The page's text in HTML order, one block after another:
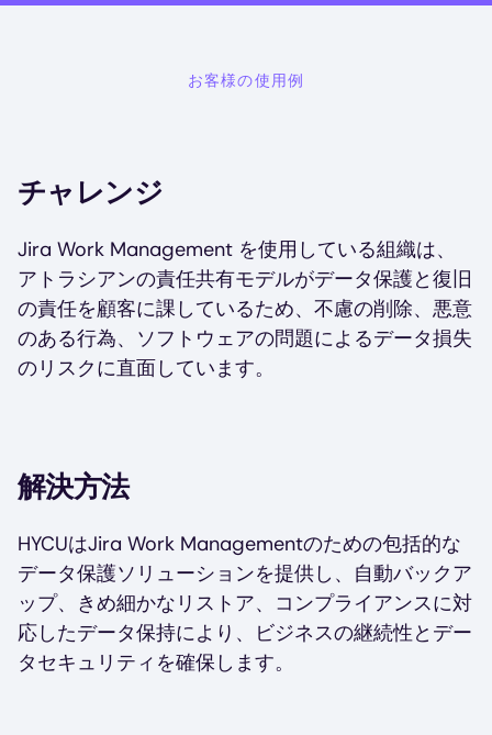
お客様の使用例
チャレンジ
Jira Work Management を使用している組織は、
アトラシアンの責任共有モデルがデータ保護と復旧
の責任を顧客に課しているため、不慮の削除、悪意
のある行為、ソフトウェアの問題によるデータ損失
のリスクに直面しています。
解決方法
HYCUはJira Work Managementのための包括的な
データ保護ソリューションを提供し、自動バックア
ップ、きめ細かなリストア、コンプライアンスに対
応したデータ保持により、ビジネスの継続性とデー
タセキュリティを確保します。